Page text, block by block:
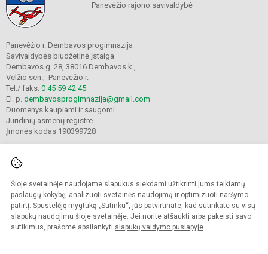
Šioje svetainėje naudojame slapukus siekdami užtikrinti jums teikiamų
paslaugų kokybę, analizuoti svetainės naudojimą ir optimizuoti naršymo
patirtį. Spustelėję mygtuką „Sutinku“, jūs patvirtinate, kad sutinkate su visų
slapukų naudojimu šioje svetainėje. Jei norite atšaukti arba pakeisti savo
sutikimus, prašome apsilankyti slapukų valdymo puslapyje.
Panevėžio rajono savivaldybė
Panevėžio r. Dembavos progimnazija
Savivaldybės biudžetinė įstaiga
Dembavos g. 28, 38016 Dembavos k.,
Velžio sen., Panevėžio r.
Tel./ faks. 0 45 59 42 45
El. p. dembavosprogimnazija@gmail.com
Duomenys kaupiami ir saugomi
Juridinių asmenų registre
Įmonės kodas 190399728
© 2021. Panevėžio r. Dembavos progimnazija. Visos teisės saugomos.
Kopijuoti turinį be raštiško progimnazijos sutikimo griežtai draudžiama.
Prieinamumo paraiška Slapukų valdymas
Sumanus būdas atnaujinti